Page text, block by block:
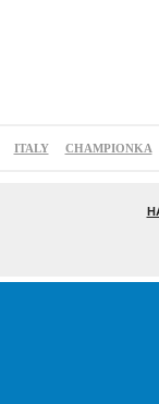
ITALY CHAMPIONKA